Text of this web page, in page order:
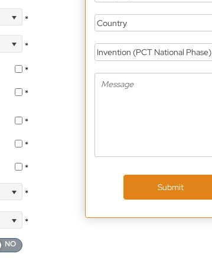
*
*
*
*
*
*
*
*
*
Country
Invention (PCT National Phase)
Submit